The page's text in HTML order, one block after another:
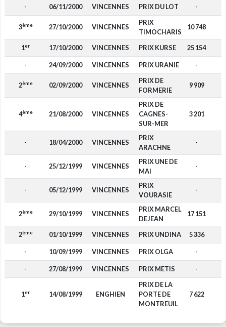
- 06/11/2000 VINCENNES PRIX DU LOT -
3ème 27/10/2000 VINCENNES
PRIX
TIMOCHARIS
10 748
1er 17/10/2000 VINCENNES PRIX KURSE 25 154
- 24/09/2000 VINCENNES PRIX URANIE -
2ème 02/09/2000 VINCENNES
PRIX DE
FORMERIE
9 909
4ème 21/08/2000 VINCENNES
PRIX DE
CAGNES-
SUR-MER
3 201
- 18/04/2000 VINCENNES
PRIX
ARACHNE
-
- 25/12/1999 VINCENNES
PRIX UNE DE
MAI
-
- 05/12/1999 VINCENNES
PRIX
VOURASIE
-
2ème 29/10/1999 VINCENNES
PRIX MARCEL
DEJEAN
17 151
2ème 01/10/1999 VINCENNES PRIX UNDINA 5 336
- 10/09/1999 VINCENNES PRIX OLGA -
- 27/08/1999 VINCENNES PRIX METIS -
1er 14/08/1999 ENGHIEN
PRIX DE LA
PORTE DE
MONTREUIL
7 622